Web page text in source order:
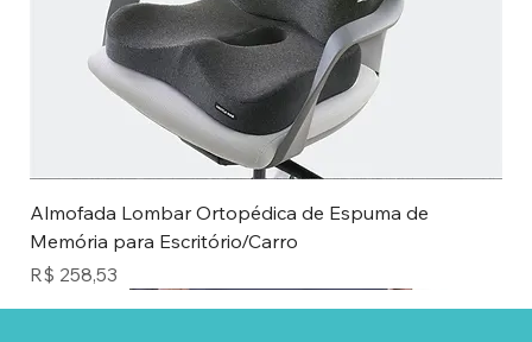
Almofada Lombar Ortopédica de Espuma de
Memória para Escritório/Carro
Preço
R$ 258,53